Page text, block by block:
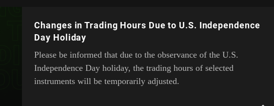
Changes in Trading Hours Due to U.S. Independence
Day Holiday
Please be informed that due to the observance of the U.S.
Independence Day holiday, the trading hours of selected
instruments will be temporarily adjusted.